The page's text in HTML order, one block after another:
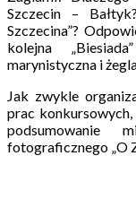
Szczecin –
Szczecina”?
kolejna
marynistyczna i
Jak zwykle
prac
podsumowanie
fotograficznego „O